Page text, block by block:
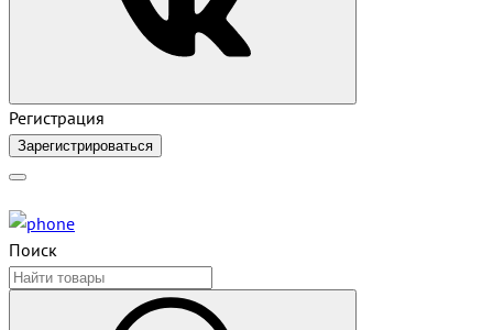
Регистрация
Зарегистрироваться
Поиск